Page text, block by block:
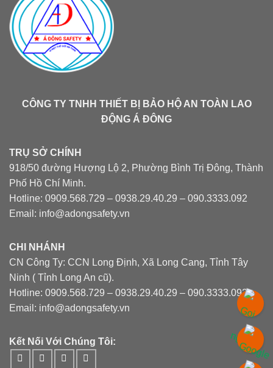
CÔNG TY TNHH THIẾT BỊ BẢO HỘ AN TOÀN LAO
ĐỘNG Á ĐÔNG
TRỤ SỞ CHÍNH
918/50 đường Hượng Lộ 2, Phường Bình Trị Đông, Thành
Phố Hồ Chí Minh.
Hotline: 0909.568.729 – 0938.29.40.29 – 090.3333.092
Email: info@adongsafety.vn
CHI NHÁNH
CN Công Ty: CCN Long Định, Xã Long Cang, Tỉnh Tây
Ninh ( Tỉnh Long An cũ).
Hotline: 0909.568.729 – 0938.29.40.29 – 090.3333.092
Email: info@adongsafety.vn
Kết Nối Với Chúng Tôi: